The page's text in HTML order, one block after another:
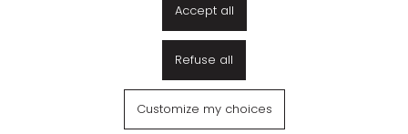
Notre offre
Confidentialité des donnéesGestion des cookies
© 2026 — tous droits réservés WEASTEM
Accept all
Refuse all
Customize my choices